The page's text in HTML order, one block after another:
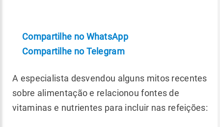
Compartilhe no WhatsApp
Compartilhe no Telegram
A especialista desvendou alguns mitos recentes
sobre alimentação e relacionou fontes de
vitaminas e nutrientes para incluir nas refeições: